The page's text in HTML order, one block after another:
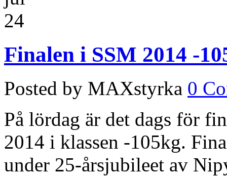
24
Finalen i SSM 2014 -
Posted by MAXstyrka 0
På lördag är det dags för
2014 i klassen -105kg.
under 25-årsjubileet av